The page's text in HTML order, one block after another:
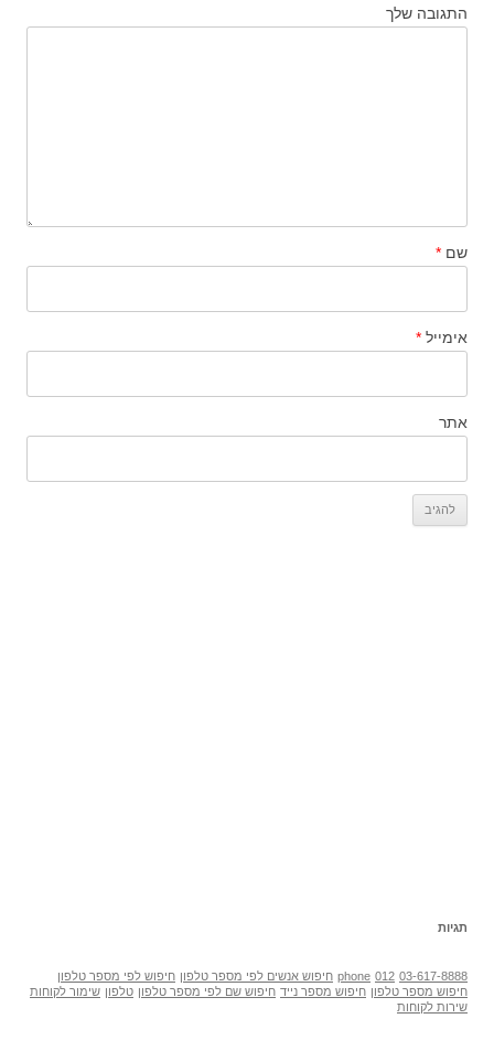
התגובה שלך
שם *
אימייל *
אתר
תגיות
03-617-8888
012
phone חיפוש אנשים לפי מספר טלפון חיפוש לפי מספר טלפון
חיפוש מספר טלפון חיפוש מספר נייד חיפוש שם לפי מספר טלפון טלפון שימור לקוחות
שירות לקוחות